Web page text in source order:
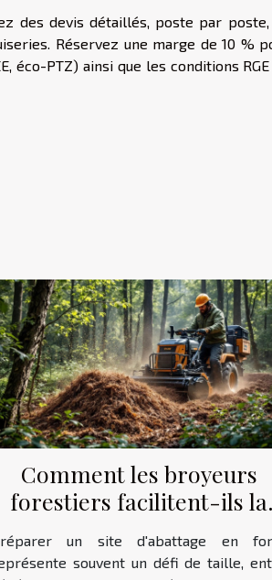
des devis détaillés, poste par
Réservez une marge de 10 %
éco-PTZ) ainsi que les conditions
Comment les broyeurs
forestiers facilitent-ils la
préparation des sites
d'abattage ?
un site d'abattage en
souvent un défi de taille,